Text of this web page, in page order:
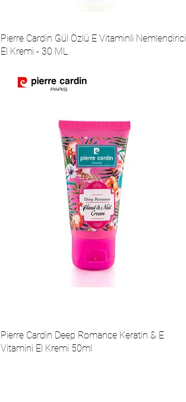
Pierre Cardin Gül Özlü E Vitaminli Nemlendirici
El Kremi - 30 ML
Pierre Cardin Deep Romance Keratin & E
Vitamini El Kremi 50ml